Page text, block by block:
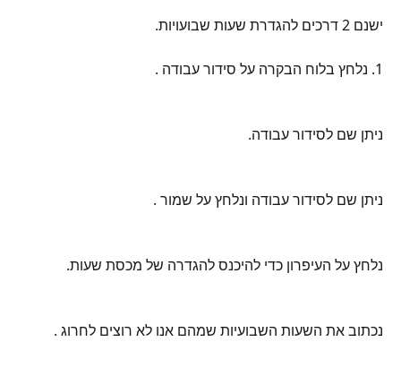
ישנם 2 דרכים להגדרת שעות שבועויות.
1. נלחץ בלוח הבקרה על סידור עבודה .
ניתן שם לסידור עבודה.
ניתן שם לסידור עבודה ונלחץ על שמור .
נלחץ על העיפרון כדי להיכנס להגדרה של מכסת שעות.
נכתוב את השעות השבועיות שמהם אנו לא רוצים לחרוג .